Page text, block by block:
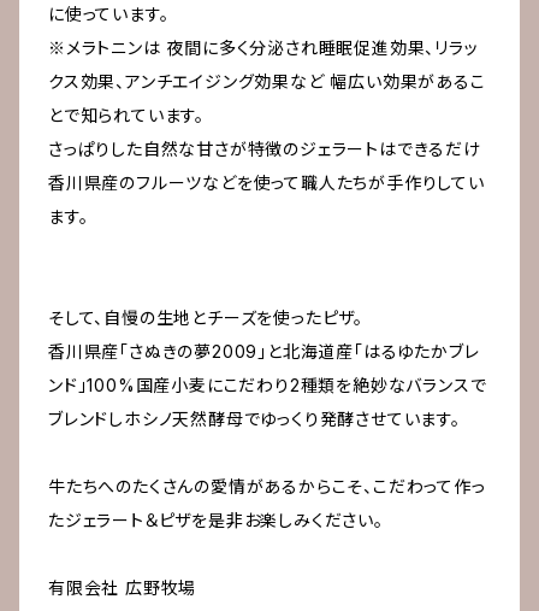
に使っています。
※メラトニンは 夜間に多く分泌され睡眠促進効果、リラッ
クス効果、アンチエイジング効果など 幅広い効果があるこ
とで知られています。
さっぱりした自然な甘さが特徴のジェラートはできるだけ
香川県産のフルーツなどを使って職人たちが手作りしてい
ます。
そして、自慢の生地とチーズを使ったピザ。
香川県産「さぬきの夢2009」と北海道産「はるゆたかブレ
ンド」100%国産小麦にこだわり2種類を絶妙なバランスで
ブレンドしホシノ天然酵母でゆっくり発酵させています。
牛たちへのたくさんの愛情があるからこそ、こだわって作っ
たジェラート＆ピザを是非お楽しみください。
有限会社 広野牧場